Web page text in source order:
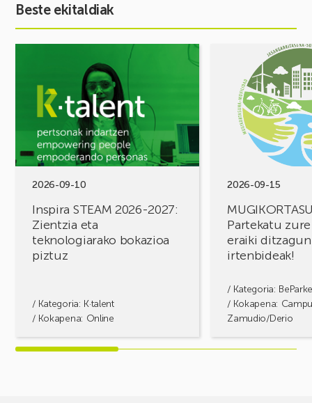
Beste ekitaldiak
2026-09-10
Inspira STEAM 2026-2027:
Zientzia eta
teknologiarako bokazioa
piztuz
/ Kategoria: K·talent
/ Kokapena: Online
STEAM
Zientzia
eta
teknologiarako
bokazioa
2026-09-15
Partekatu
eraiki ditzagun
irtenbideak!
/ Kategoria:
/ Kokapena:
Zamudio/Derio
MUGIKORTASUN
FOROA
Partekatu
erronkak,
irtenbideak!